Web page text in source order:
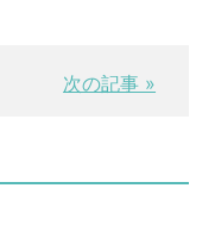
次の記事 »